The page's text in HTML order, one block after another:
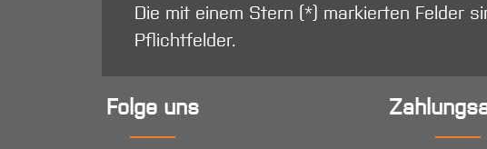
Die mit einem Stern (*) markierten Felder
Pflichtfelder.
Folge uns